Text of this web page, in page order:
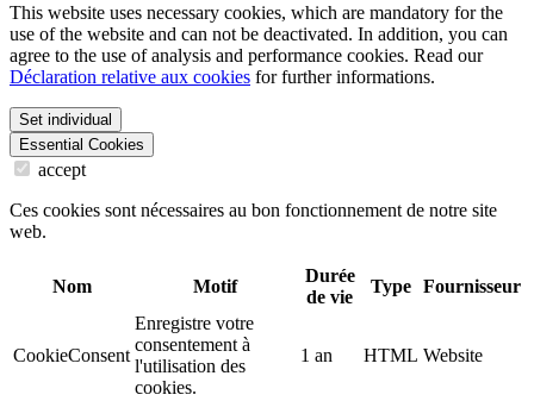
This website uses necessary cookies, which are mandatory for the
use of the website and can not be deactivated. In addition, you can
agree to the use of analysis and performance cookies. Read our
Déclaration relative aux cookies for further informations.
Set individual
Essential Cookies
accept
Ces cookies sont nécessaires au bon fonctionnement de notre site
web.
Nom Motif
Durée
de vie
Type Fournisseur
CookieConsent
Enregistre votre
consentement à
l'utilisation des
cookies.
1 an HTML Website